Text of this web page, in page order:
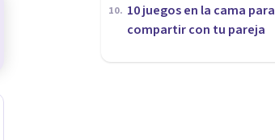
10. 10 juegos en la cama para
compartir con tu pareja